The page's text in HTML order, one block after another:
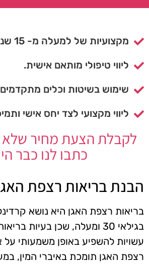
מקצועיות של למעלה מ- 15 שנה.
ליווי טיפולי מותאם אישית.
שימוש בשיטות וכלים מתקדמים
ליווי מקצועי לצד יחס אישי
לקבלת הצעת מחיר שלא
כתבו לנו כבר
הבנת בריאות רצפת
בריאות רצפת האגן היא נושא
בגילאי 30 ומעלה, שכן בעיות
עשויות להשפיע באופן משמעותי על
רצפת האגן תומכת באיברי המין,